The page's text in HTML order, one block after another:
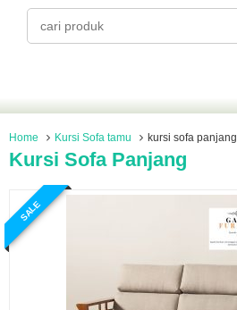
Home Kursi Sofa tamu kursi sofa panjang
Kursi Sofa Panjang
SALE